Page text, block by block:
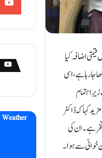
اضافہ کیا
رہا ہے، اسی
اہتمام
کہا کہ ڈاکٹر
ہے۔ ان کی
خوانی سے ہوا۔
Weather